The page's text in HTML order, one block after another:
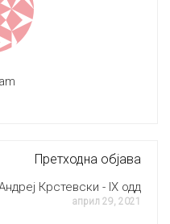
Претходна објава
Крстевски - IX одд
април 29, 2021